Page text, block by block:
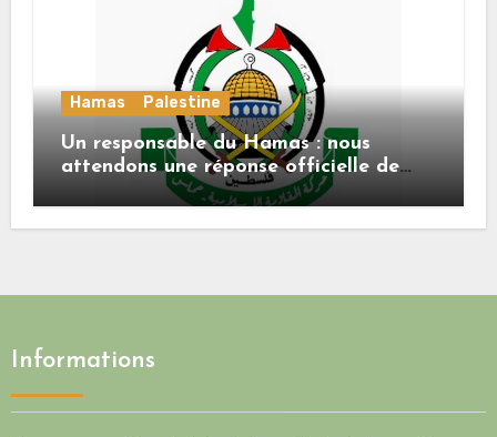
Hamas Palestine
Un responsable du Hamas : nous
attendons une réponse officielle de
Mladenov concernant la feuille de
route de la deuxième phase de l’accord
Informations